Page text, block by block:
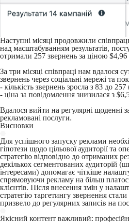
Наступні місяці продовжили
над масштабуванням результатів,
отримали 257 звернень за ціною
За три місяці співпраці нам вдалося
звернень через соціальні мережі та
- кількість звернень зросла з 83 до
- ціна за повідомлення знизилася з
Вдалося вийти на регулярні щоденні
рекламовані послуги.
Висновки
Для успішного запуску реклами
гіпотези щодо цільової аудиторії та
стратегію відповідно до отриманих
декількох сегментованих аудиторій
інтересами) допомагає чіткіше
спрямовуючи рекламу на більш
клієнтів. Після внесення змін у
стратегію таргетингу звернення
призвело до регулярних записів на
Якісний контент важливий: